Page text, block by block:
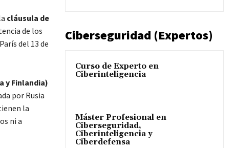
cláusula de
de los
del 13 de
y Finlandia)
por Rusia
la
ni a
Ciberseguridad (Expertos)
Curso de Experto en
Ciberinteligencia
Máster Profesional en
Ciberseguridad,
Ciberinteligencia y
Ciberdefensa